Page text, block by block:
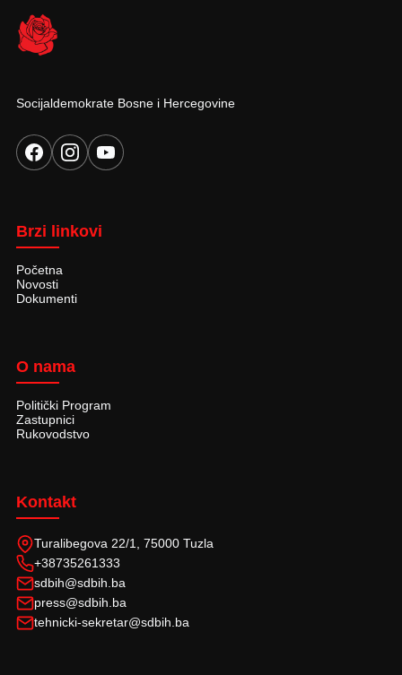
Socijaldemokrate Bosne i Hercegovine
Brzi linkovi
Početna
Novosti
Dokumenti
O nama
Politički Program
Zastupnici
Rukovodstvo
Kontakt
Turalibegova 22/1, 75000 Tuzla
+38735261333
sdbih@sdbih.ba
press@sdbih.ba
tehnicki-sekretar@sdbih.ba